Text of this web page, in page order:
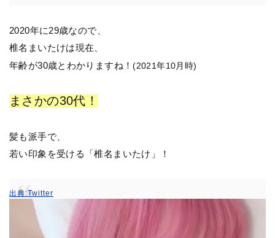
2020年に29歳なので、
椎名まいたけは現在、
年齢が30歳とわかりますね！(2021年10月時)
まさかの30代！
髪も派手で、
若い印象を受ける「椎名まいたけ」！
出典:Twitter